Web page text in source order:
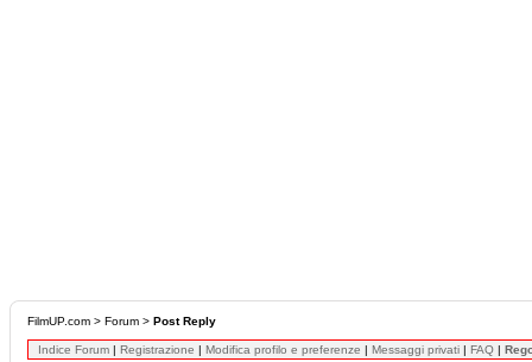
FilmUP.com > Forum > Post Reply
Indice Forum | Registrazione | Modifica profilo e preferenze | Messaggi privati | FAQ |